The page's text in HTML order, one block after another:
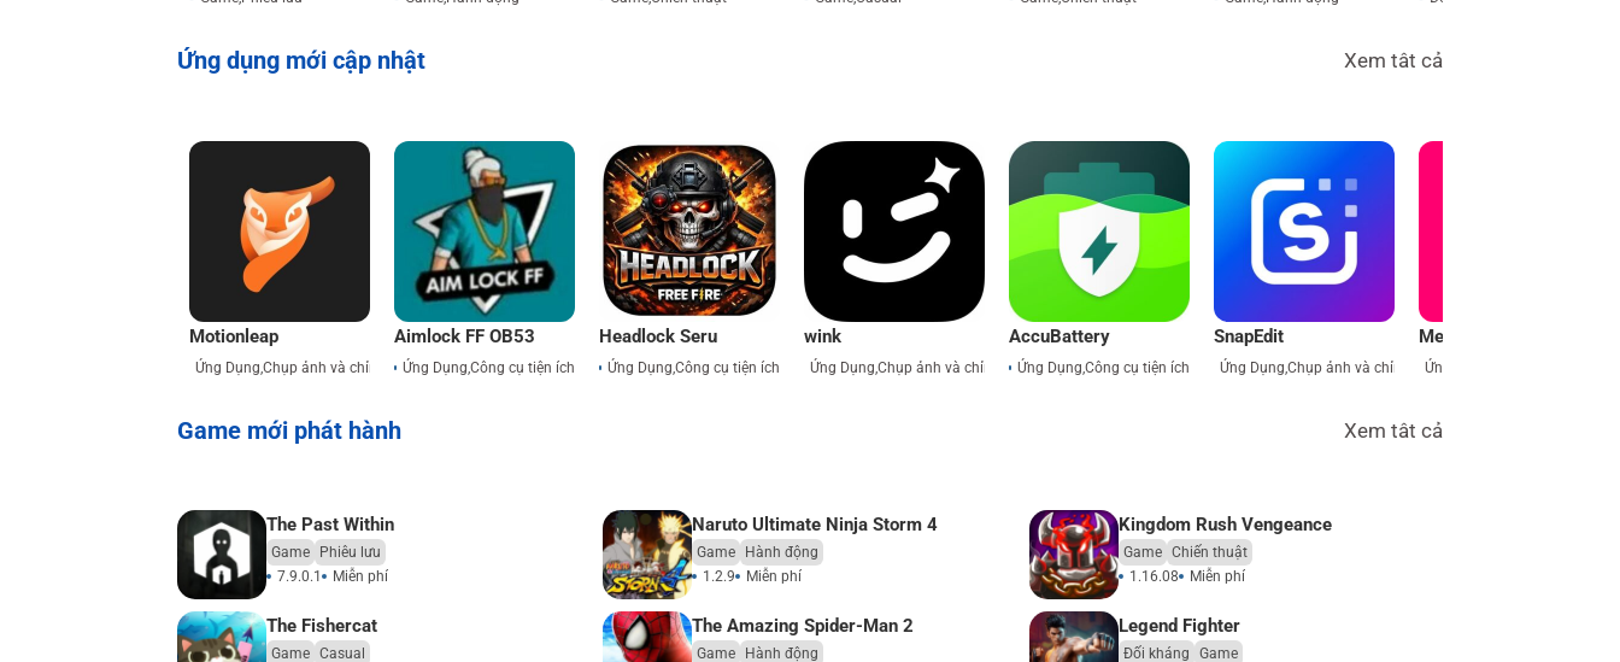
Ứng dụng mới cập nhật Xem tât cả
Motionleap
Ứng Dụng Chụp ảnh và chỉnh sửa
Aimlock FF OB53
Ứng Dụng Công cụ tiện ích
Headlock Seru
Ứng Dụng Công cụ tiện ích
wink
Ứng Dụng Chụp ảnh và chỉnh sửa
Accu​Battery
Ứng Dụng Công cụ tiện ích
SnapEdit
Ứng Dụng Chụp ảnh và chỉnh sửa
MeChat
Ứng Dụng
Game mới phát hành Xem tât cả
The Past Within
Game
Phiêu lưu
7.9.0.1
Miễn phí
Naruto Ultimate Ninja Storm 4
Game
Hành động
1.2.9
Miễn phí
Kingdom Rush Vengeance
Game Chiến thuật
1.16.08
Miễn phí
The Fishercat
Game Casual
The Amazing Spider-Man 2
Game
Hành động
Legend Fighter
Đối kháng
Game